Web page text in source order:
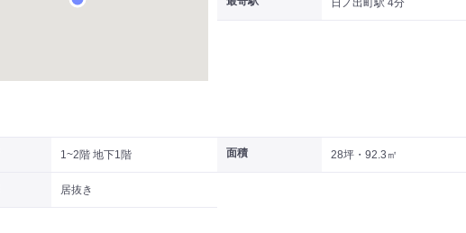
日ノ出町駅 4分
1~2階 地下1階 面積 28坪・92.3㎡
居抜き